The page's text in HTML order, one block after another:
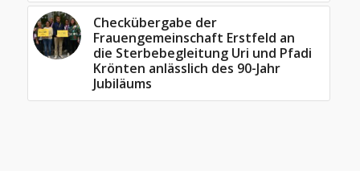
Checkübergabe der
Frauengemeinschaft Erstfeld an
die Sterbebegleitung Uri und Pfadi
Krönten anlässlich des 90-Jahr
Jubiläums